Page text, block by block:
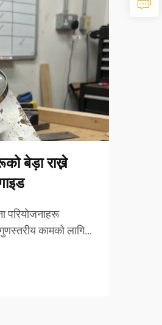
बेड़ा राख्ने
परियोजनाहरू
कामको लागि
शस्त्रागारमा